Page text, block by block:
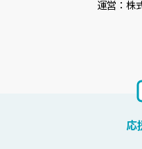
運営：
応